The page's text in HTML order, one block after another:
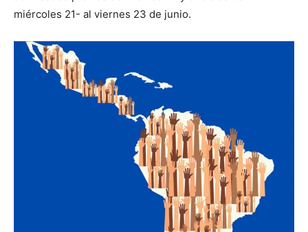
miércoles 21- al viernes 23 de junio.